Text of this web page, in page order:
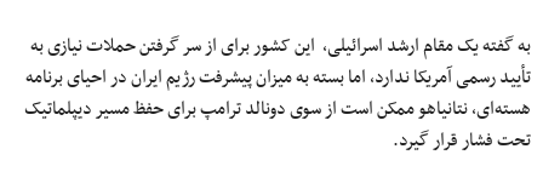
به گفته یک مقام ارشد اسرائیلی، این کشور برای از سر گرفتن حملات نیازی به
تأیید رسمی آمریکا ندارد، اما بسته به میزان پیشرفت رژیم ایران در احیای برنامه
هسته‌ای‌، نتانیاهو ممکن است از سوی دونالد ترامپ برای حفظ مسیر دیپلماتیک
تحت فشار قرار گیرد.